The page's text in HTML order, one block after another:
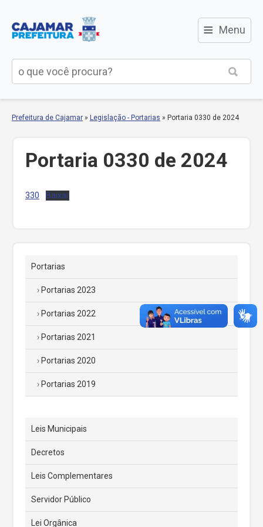
≡ Menu
Prefeitura de Cajamar » Legislação - Portarias » Portaria 0330 de 2024
Portaria 0330 de 2024
330 Baixar
Portarias
Portarias 2023
Portarias 2022
Portarias 2021
Portarias 2020
Portarias 2019
Leis Municipais
Decretos
Leis Complementares
Servidor Público
Lei Orgânica